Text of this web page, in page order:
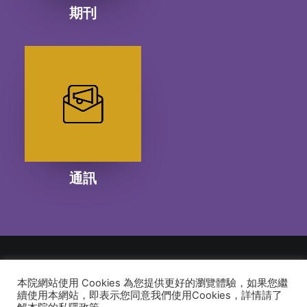
期刊
通訊
© 2026 建道神學院Alliance Bible Seminary. All rights reserved
本院網站使用 Cookies 為您提供更好的瀏覽體驗，如果您繼
續使用本網站，即表示您同意我們使用Cookies，詳情請了